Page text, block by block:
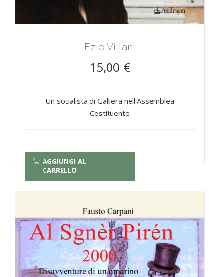
Ezio Villani
15,00 €
Un socialista di Galliera nell'Assemblea
Costituente
AGGIUNGI AL
CARRELLO